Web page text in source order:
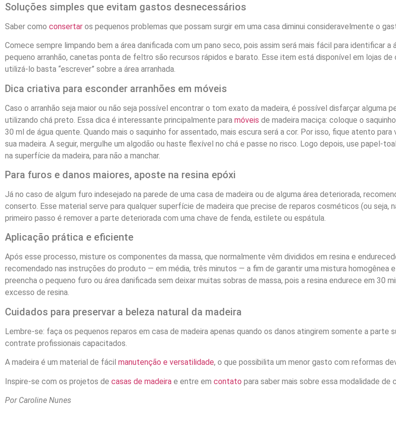
Soluções simples que evitam gastos desnecessários
Saber como consertar os pequenos problemas que possam surgir em uma casa diminui consideravelmente o
Comece sempre limpando bem a área danificada com um pano seco, pois assim será mais fácil para identificar a
pequeno arranhão, canetas ponta de feltro são recursos rápidos e barato. Esse item está disponível em lojas
utilizá-lo basta “escrever” sobre a área arranhada.
Dica criativa para esconder arranhões em móveis
Caso o arranhão seja maior ou não seja possível encontrar o tom exato da madeira, é possível disfarçar alguma
utilizando chá preto. Essa dica é interessante principalmente para móveis de madeira maciça: coloque o
30 ml de água quente. Quando mais o saquinho for assentado, mais escura será a cor. Por isso, fique atento
sua madeira. A seguir, mergulhe um algodão ou haste flexível no chá e passe no risco. Logo depois, use papel-
na superfície da madeira, para não a manchar.
Para furos e danos maiores, aposte na resina epóxi
Já no caso de algum furo indesejado na parede de uma casa de madeira ou de alguma área deteriorada,
conserto. Esse material serve para qualquer superfície de madeira que precise de reparos cosméticos (ou seja,
primeiro passo é remover a parte deteriorada com uma chave de fenda, estilete ou espátula.
Aplicação prática e eficiente
Após esse processo, misture os componentes da massa, que normalmente vêm divididos em resina e
recomendado nas instruções do produto — em média, três minutos — a fim de garantir uma mistura homogênea
preencha o pequeno furo ou área danificada sem deixar muitas sobras de massa, pois a resina endurece em 30
excesso de resina.
Cuidados para preservar a beleza natural da madeira
Lembre-se: faça os pequenos reparos em casa de madeira apenas quando os danos atingirem somente a parte
contrate profissionais capacitados.
A madeira é um material de fácil manutenção e versatilidade, o que possibilita um menor gasto com reformas
Inspire-se com os projetos de casas de madeira e entre em contato para saber mais sobre essa modalidade de
Por Caroline Nunes